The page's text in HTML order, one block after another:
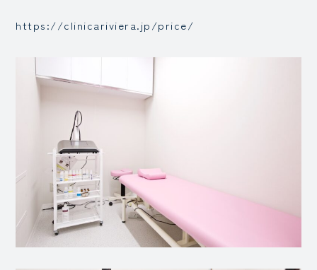
https://clinicariviera.jp/price/